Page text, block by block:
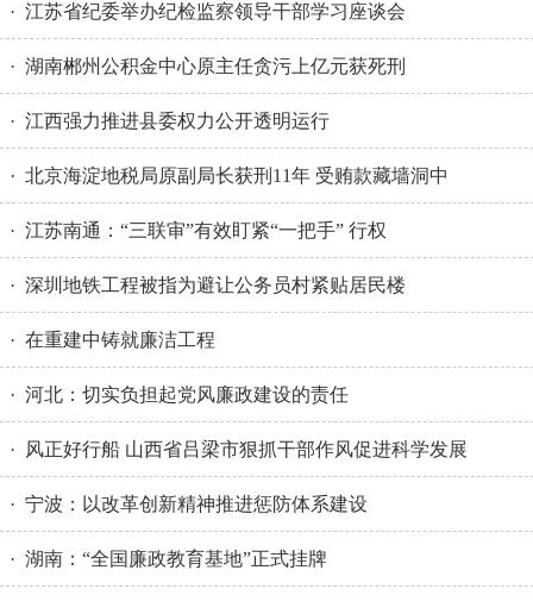
· 江苏省纪委举办纪检监察领导干部学习座谈会
· 湖南郴州公积金中心原主任贪污上亿元获死刑
· 江西强力推进县委权力公开透明运行
· 北京海淀地税局原副局长获刑11年 受贿款藏墙洞中
· 江苏南通：“三联审”有效盯紧“一把手” 行权
· 深圳地铁工程被指为避让公务员村紧贴居民楼
· 在重建中铸就廉洁工程
· 河北：切实负担起党风廉政建设的责任
· 风正好行船 山西省吕梁市狠抓干部作风促进科学发展
· 宁波：以改革创新精神推进惩防体系建设
· 湖南：“全国廉政教育基地”正式挂牌